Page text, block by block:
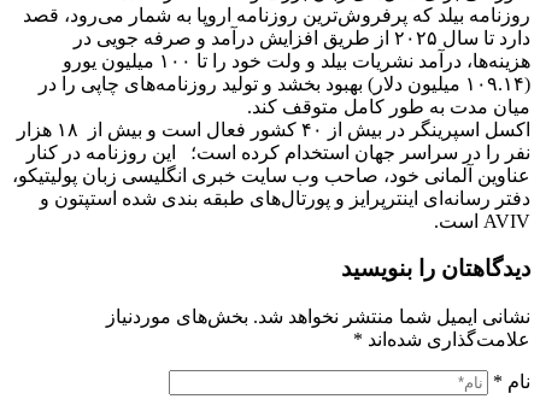
روزنامه بیلد که پرفروش‌ترین روزنامه اروپا به شمار می‌رود، قصد
دارد تا سال ۲۰۲۵ از طریق افزایش درآمد و صرفه جویی در
هزینه‌ها، درآمد نشریات بیلد و ولت خود را تا ۱۰۰ میلیون یورو
(۱۰۹.۱۴ میلیون دلار) بهبود بخشد و تولید روزنامه‌های چاپی را در
میان مدت به طور کامل متوقف کند.
اکسل اسپرینگر در بیش از
۴۰ کشور فعال است و بیش از ۱۸ هزار
نفر را در سراسر جهان استخدام کرده است؛ این روزنامه در کنار
عناوین آلمانی خود، صاحب وب سایت خبری انگلیسی زبان پولیتیکو،
دفتر رسانه‌ای اینترپرایز و پورتال‌های طبقه بندی شده استپتون و
AVIV است.
دیدگاهتان را بنویسید
نشانی ایمیل شما منتشر نخواهد شد. بخش‌های موردنیاز
علامت‌گذاری شده‌اند *
نام *